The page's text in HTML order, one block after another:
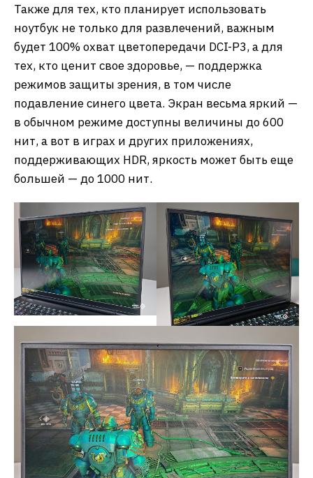
Также для тех, кто планирует использовать
ноутбук не только для развлечений, важным
будет 100% охват цветопередачи DCI-P3, а для
тех, кто ценит свое здоровье, — поддержка
режимов защиты зрения, в том числе
подавление синего цвета. Экран весьма яркий —
в обычном режиме доступны величины до 600
нит, а вот в играх и других приложениях,
поддерживающих HDR, яркость может быть еще
большей — до 1000 нит.